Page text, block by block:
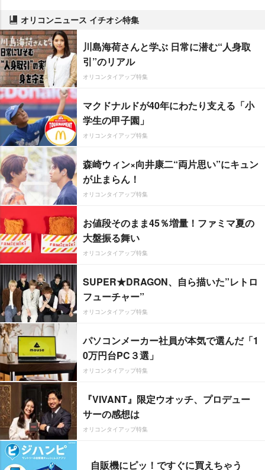
オリコンニュース イチオシ特集
川島海荷さんと学ぶ 日常に潜む“人身取
引”のリアル
オリコンタイアップ特集
マクドナルドが40年にわたり支える「小
学生の甲子園」
オリコンタイアップ特集
森崎ウィン×向井康二“両片思い”にキュン
が止まらん！
オリコンタイアップ特集
お値段そのまま45％増量！ファミマ夏の
大盤振る舞い
オリコンタイアップ特集
SUPER★DRAGON、自ら描いた”レトロ
フューチャー”
オリコンタイアップ特集
パソコンメーカー社員が本気で選んだ「1
0万円台PC３選」
オリコンタイアップ特集
『VIVANT』限定ウオッチ、プロデュー
サーの感想は
オリコンタイアップ特集
自販機にピッ！ですぐに買えちゃう